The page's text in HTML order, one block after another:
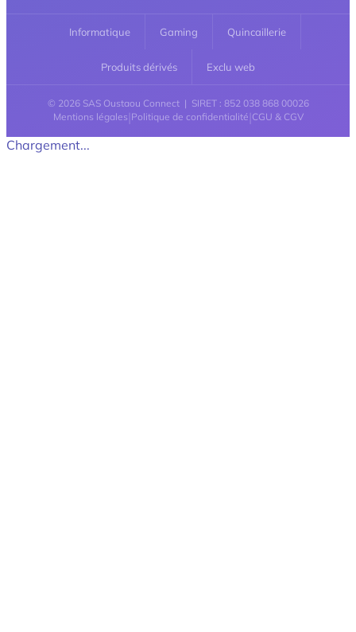
Informatique Gaming Quincaillerie
Produits dérivés Exclu web
© 2026 SAS Oustaou Connect | SIRET : 852 038 868 00026
Mentions légales |Politique de confidentialité |CGU & CGV
Chargement...